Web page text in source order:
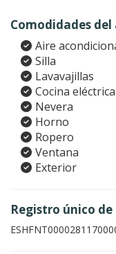
Comodidades
Aire
Silla
Lavavajillas
Cocina eléctrica
Nevera
Horno
Ropero
Ventana
Exterior
Registro único